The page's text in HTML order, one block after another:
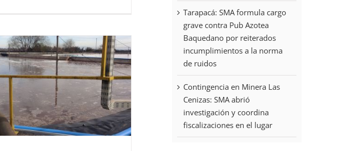
Tarapacá: SMA formula cargo
grave contra Pub Azotea
Baquedano por reiterados
incumplimientos a la norma
de ruidos
Contingencia en Minera Las
Cenizas: SMA abrió
investigación y coordina
fiscalizaciones en el lugar